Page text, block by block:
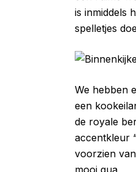
is inmiddels
spelletjes
We hebben
een
de royale
accentkleur
voorzien
mooi qua